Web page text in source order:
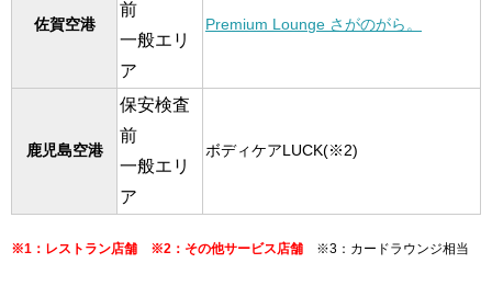
佐賀空港
前
一般エリ
ア
Premium Lounge さがのがら。
鹿児島空港
保安検査
前
一般エリ
ア
ボディケアLUCK(※2)
※1：レストラン店舗 ※2：その他サービス店舗 ※3：カードラウンジ相当